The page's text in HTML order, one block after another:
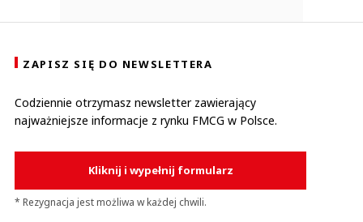
ZAPISZ SIĘ DO NEWSLETTERA
Codziennie otrzymasz newsletter zawierający
najważniejsze informacje z rynku FMCG w Polsce.
Kliknij i wypełnij formularz
* Rezygnacja jest możliwa w każdej chwili.